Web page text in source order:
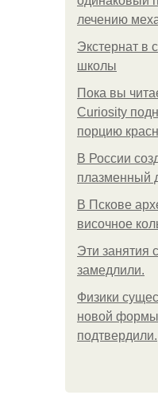
лечению
Экстернат в
школы
Пока вы
Curiosity
порцию
В России
плазменный
В Пскове
височное
Эти занятия
замедлили.
Физики
новой
подтвердили.